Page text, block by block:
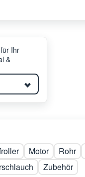
Ihr
&
Motor Rohr
Zubehör